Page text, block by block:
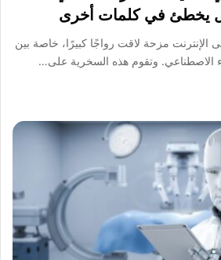
الإنترنت مزحة لاقت رواجًا كبيرًا، خاصة بين
الاصطناعي. وتقوم هذه السخرية على…